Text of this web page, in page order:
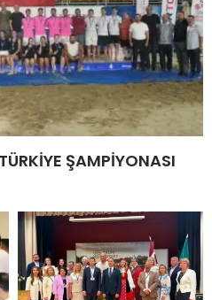
ŞAMPİYONASI